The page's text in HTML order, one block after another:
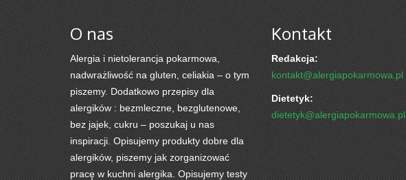
O nas
Alergia i nietolerancja pokarmowa,
nadwrażliwość na gluten, celiakia – o tym
piszemy. Dodatkowo przepisy dla
alergików : bezmleczne, bezglutenowe,
bez jajek, cukru – poszukaj u nas
inspiracji. Opisujemy produkty dobre dla
alergików, piszemy jak zorganizować
pracę w kuchni alergika. Opisujemy testy
Kontakt
Redakcja:
kontakt@alergiapokarmowa.pl
Dietetyk:
dietetyk@alergiapokarmowa.pl